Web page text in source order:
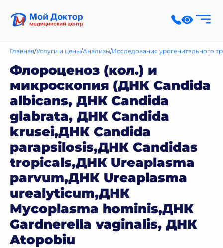
Главная Услуги и цены Анализы Исследования урогенитального
Флороценоз (кол.) и
микроскопия (ДНК Candida
albicans, ДНК Candida
glabrata, ДНК Candida
krusei,ДНК Candida
parapsilosis,ДНК Candidas
tropicals,ДНК Ureaplasma
parvum,ДНК Ureaplasma
urealyticum,ДНК
Mycoplasma hominis,ДНК
Gardnerella vaginalis, ДНК
Atopobiu